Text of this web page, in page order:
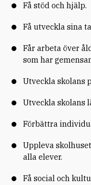
Få stöd och hjälp.
Få utveckla sina
Får arbeta över
som har
Utveckla skolans
Utveckla skolans
Förbättra
Uppleva
alla elever.
Få social och